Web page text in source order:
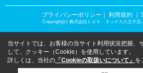
プライバシーポリシー ｜ 利用規約
Copyright(c) 株式会社ＬＵＸ ラックス八王子店
当サイトでは、お客様の当サイト利用状況把握、
して、クッキー（Cookie）を使用しています。
詳しくは、当社の 「Cookieの取扱いについて」 を